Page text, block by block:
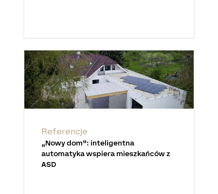
Referencje
„Nowy dom”: inteligentna
automatyka wspiera mieszkańców z
ASD